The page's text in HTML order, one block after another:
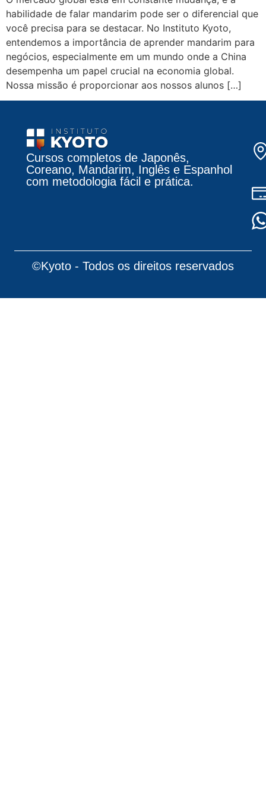
habilidade de falar mandarim pode ser o diferencial que
você precisa para se destacar. No Instituto Kyoto,
entendemos a importância de aprender mandarim para
negócios, especialmente em um mundo onde a China
desempenha um papel crucial na economia global.
Nossa missão é proporcionar aos nossos alunos […]
Cursos completos de Japonês,
Coreano, Mandarim, Inglês e Espanhol
com metodologia fácil e prática.
©Kyoto - Todos os direitos reservados